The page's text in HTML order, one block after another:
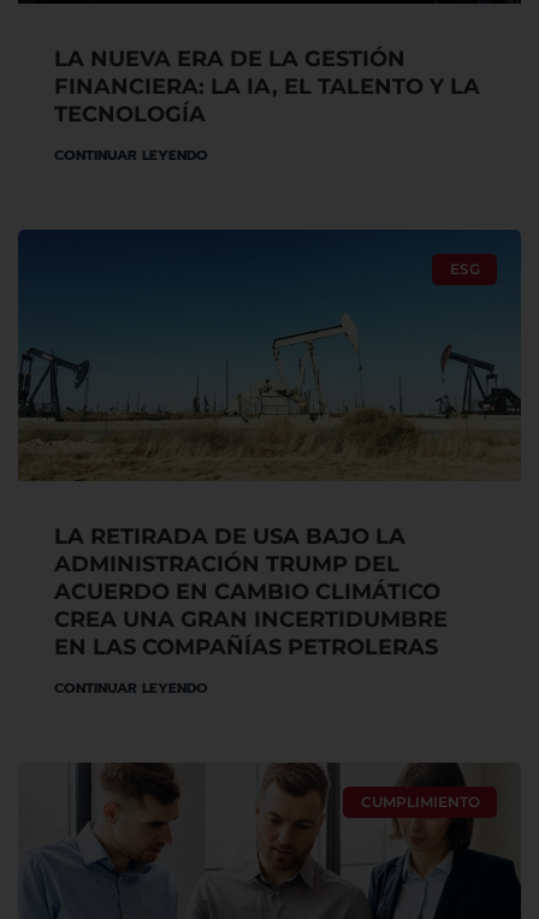
LA NUEVA ERA DE LA GESTIÓN
FINANCIERA: LA IA, EL TALENTO Y LA
TECNOLOGÍA
CONTINUAR LEYENDO
ESG
LA RETIRADA DE USA BAJO LA
ADMINISTRACIÓN TRUMP DEL
ACUERDO EN CAMBIO CLIMÁTICO
CREA UNA GRAN INCERTIDUMBRE
EN LAS COMPAÑÍAS PETROLERAS
CONTINUAR LEYENDO
CUMPLIMIENTO